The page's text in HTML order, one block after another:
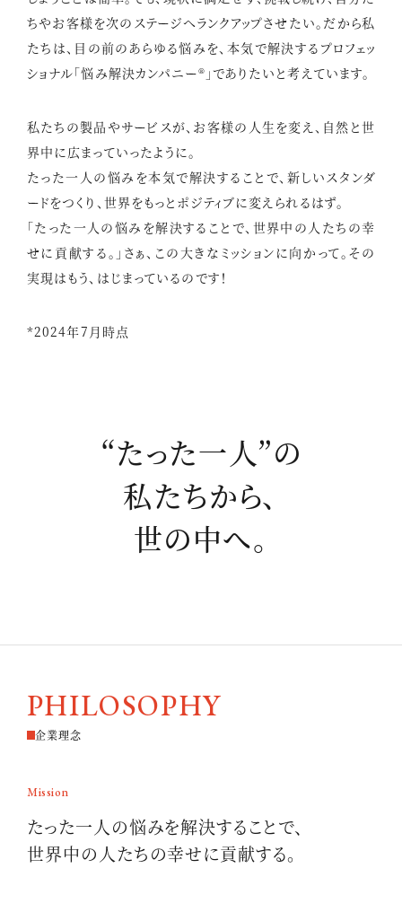
ちやお客様を次のステージへランクアップさせたい。だから私
たちは、目の前のあらゆる悩みを、本気で解決するプロフェッ
ショナル「悩み解決カンパニー®」でありたいと考えています。
私たちの製品やサービスが、お客様の人生を変え、自然と世
界中に広まっていったように。
たった一人の悩みを本気で解決することで、新しいスタンダ
ードをつくり、世界をもっとポジティブに変えられるはず。
「たった一人の悩みを解決することで、世界中の人たちの幸
せに貢献する。」さぁ、この大きなミッションに向かって。その
実現はもう、はじまっているのです！
*2024年7月時点
“たった⼀⼈”の
私たちから、
世の中へ。
PHILOSOPHY
企業理念
Mission
たった一人の悩みを解決することで、
世界中の人たちの幸せに貢献する。